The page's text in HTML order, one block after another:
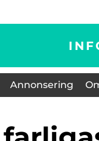
Annonsering